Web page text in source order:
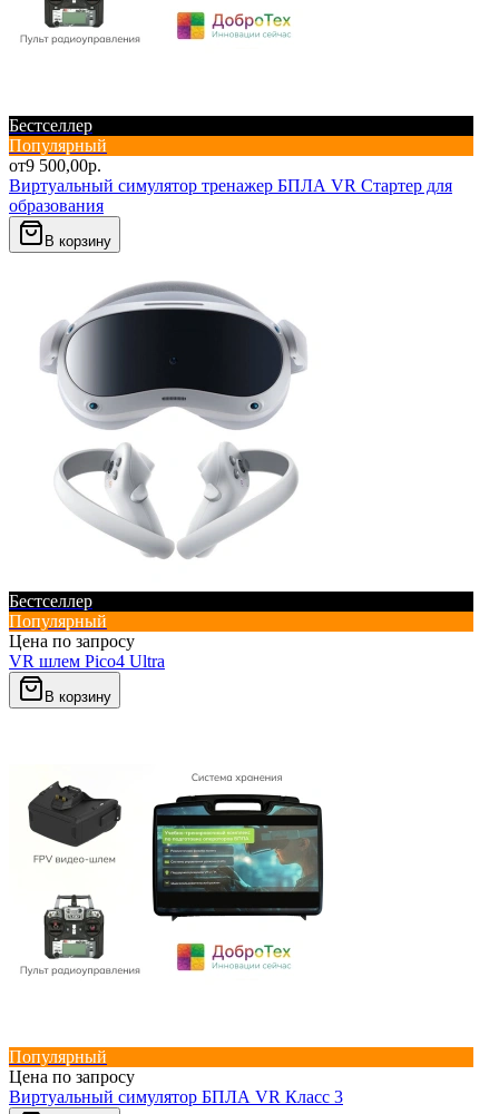
Бестселлер
Популярный
от9 500,00р.
Виртуальный симулятор тренажер БПЛА VR Стартер для
образования
В корзину
Бестселлер
Популярный
Цена по запросу
VR шлем Pico4 Ultra
В корзину
Популярный
Цена по запросу
Виртуальный симулятор БПЛА VR Класс 3